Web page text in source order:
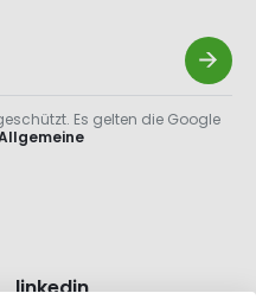
Es gelten die Google
linkedin